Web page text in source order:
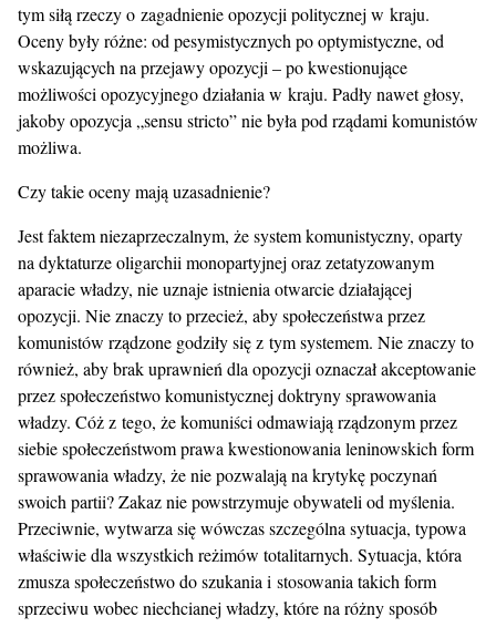
tym siłą rzeczy o zagadnienie opozycji politycznej w kraju.
Oceny były różne: od pesymistycznych po optymistyczne, od
wskazujących na przejawy opozycji – po kwestionujące
możliwości opozycyjnego działania w kraju. Padły nawet głosy,
jakoby opozycja „sensu stricto” nie była pod rządami komunistów
możliwa.
Czy takie oceny mają uzasadnienie?
Jest faktem niezaprzeczalnym, że system komunistyczny, oparty
na dyktaturze oligarchii monopartyjnej oraz zetatyzowanym
aparacie władzy, nie uznaje istnienia otwarcie działającej
opozycji. Nie znaczy to przecież, aby społeczeństwa przez
komunistów rządzone godziły się z tym systemem. Nie znaczy to
również, aby brak uprawnień dla opozycji oznaczał akceptowanie
przez społeczeństwo komunistycznej doktryny sprawowania
władzy. Cóż z tego, że komuniści odmawiają rządzonym przez
siebie społeczeństwom prawa kwestionowania leninowskich form
sprawowania władzy, że nie pozwalają na krytykę poczynań
swoich partii? Zakaz nie powstrzymuje obywateli od myślenia.
Przeciwnie, wytwarza się wówczas szczególna sytuacja, typowa
właściwie dla wszystkich reżimów totalitarnych. Sytuacja, która
zmusza społeczeństwo do szukania i stosowania takich form
sprzeciwu wobec niechcianej władzy, które na różny sposób